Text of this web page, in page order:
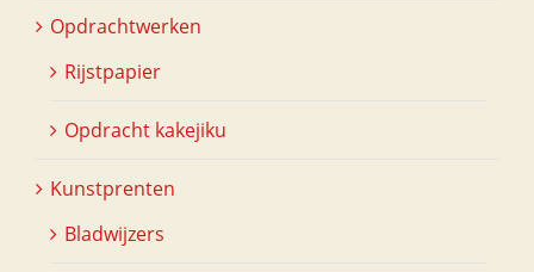
Opdrachtwerken
Rijstpapier
Opdracht kakejiku
Kunstprenten
Bladwijzers